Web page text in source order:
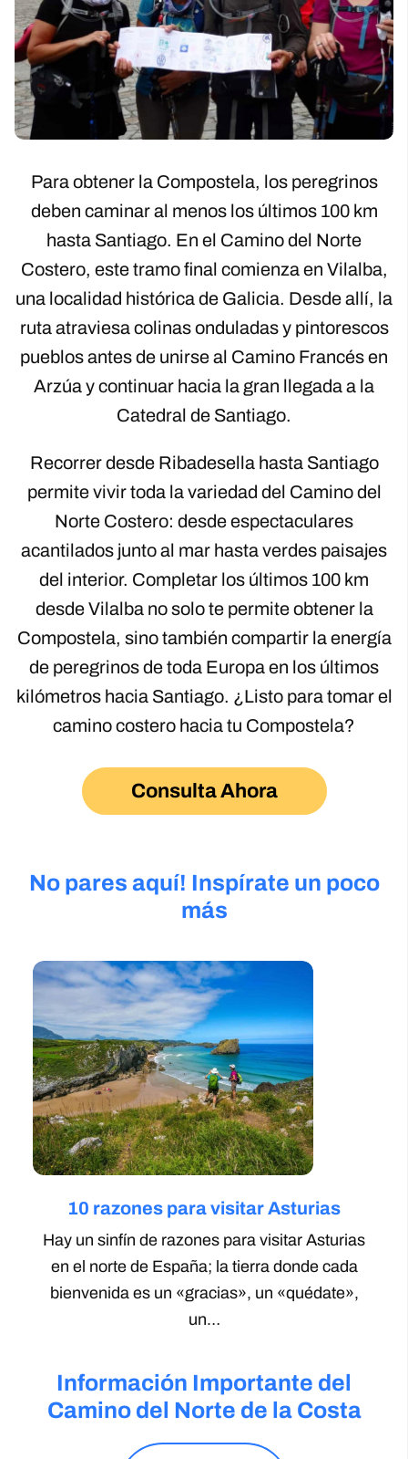
Para obtener la Compostela, los peregrinos
deben caminar al menos los últimos 100 km
hasta Santiago. En el Camino del Norte
Costero, este tramo final comienza en Vilalba,
una localidad histórica de Galicia. Desde allí, la
ruta atraviesa colinas onduladas y pintorescos
pueblos antes de unirse al Camino Francés en
Arzúa y continuar hacia la gran llegada a la
Catedral de Santiago.
Recorrer desde Ribadesella hasta Santiago
permite vivir toda la variedad del Camino del
Norte Costero: desde espectaculares
acantilados junto al mar hasta verdes paisajes
del interior. Completar los últimos 100 km
desde Vilalba no solo te permite obtener la
Compostela, sino también compartir la energía
de peregrinos de toda Europa en los últimos
kilómetros hacia Santiago. ¿Listo para tomar el
camino costero hacia tu Compostela?
Consulta Ahora
No pares aquí! Inspírate un poco
más
10 razones para visitar Asturias
Hay un sinfín de razones para visitar Asturias
en el norte de España; la tierra donde cada
bienvenida es un «gracias», un «quédate»,
un…
Información Importante del
Camino del Norte de la Costa